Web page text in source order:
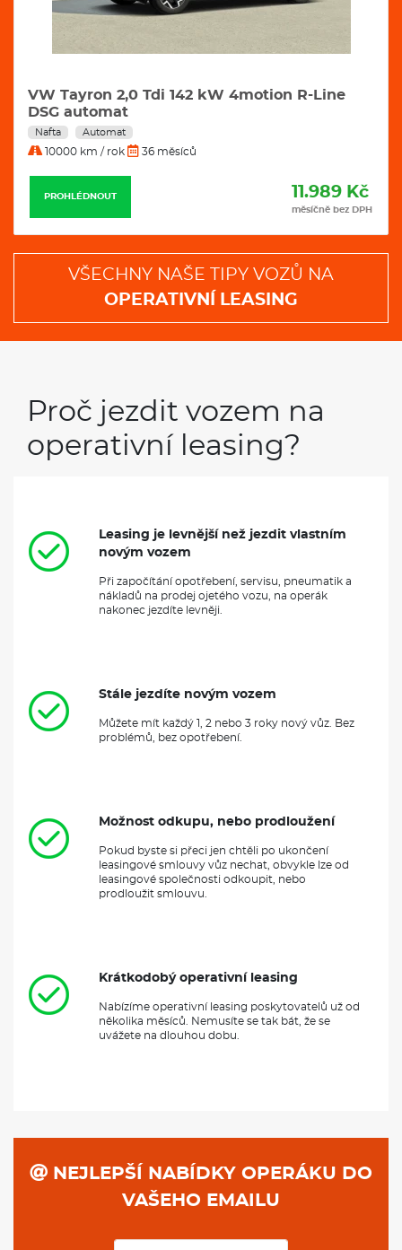
VW Tayron 2,0 Tdi 142 kW 4motion R-Line
DSG automat
Nafta Automat
10000 km / rok 36 měsíců
PROHLÉDNOUT 11.989 Kč
měsíčně bez DPH
VŠECHNY NAŠE TIPY VOZŮ NA
OPERATIVNÍ LEASING
Proč jezdit vozem na
operativní leasing?
Leasing je levnější než jezdit vlastním
novým vozem
Při započítání opotřebení, servisu, pneumatik a
nákladů na prodej ojetého vozu, na operák
nakonec jezdíte levněji.
Stále jezdíte novým vozem
Můžete mít každý 1, 2 nebo 3 roky nový vůz. Bez
problémů, bez opotřebení.
Možnost odkupu, nebo prodloužení
Pokud byste si přeci jen chtěli po ukončení
leasingové smlouvy vůz nechat, obvykle lze od
leasingové společnosti odkoupit, nebo
prodloužit smlouvu.
Krátkodobý operativní leasing
Nabízíme operativní leasing poskytovatelů už od
několika měsíců. Nemusíte se tak bát, že se
uvážete na dlouhou dobu.
NEJLEPŠÍ NABÍDKY OPERÁKU DO
VAŠEHO EMAILU